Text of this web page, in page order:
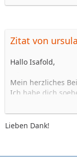
Zitat von
Hallo Isafold,
Mein herzliches
Ich habe dich
Liebe Grüße Ursula
Lieben Dank!